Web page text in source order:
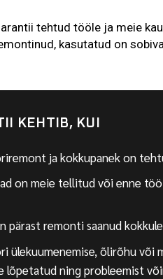
tehtud tööle ja meie
kasutatud on
KEHTIB, KUI
ja kokkupanek on
on meie tellitud või enne
pärast remonti saanud
ülekuumenemise, õlirõhu või
lõpetatud ning probleemist